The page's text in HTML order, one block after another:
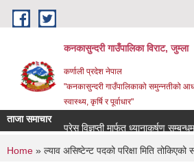
Skip to main content
कनकासुन्दरी गाउँपालिका विराट, जुम्ला
कर्णाली प्रदेश नेपाल
"कनकासुन्दरी गाउँपालिकाको समुन्नतीको
स्वास्थ्य, कृर्षि र पूर्वाधार"
ताजा समाचार
प्रेस विज्ञप्ती मार्फत ध्यानाकर्षण सम्बन्धमा
You are here
Home » ल्याव असिष्टेन्ट पदको परिक्षा मिति तोकिएको